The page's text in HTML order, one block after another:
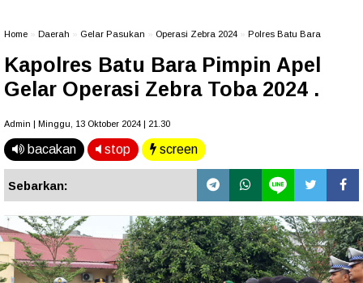
Home Daerah Gelar Pasukan Operasi Zebra 2024 Polres Batu Bara
Kapolres Batu Bara Pimpin Apel
Gelar Operasi Zebra Toba 2024 .
Admin | Minggu, 13 Oktober 2024 | 21.30
bacakan stop screen
Sebarkan: